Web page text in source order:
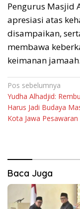
Pengurus Masjid
apresiasi atas
disampaikan,
membawa
keimanan
Navigasi
pos
Pos sebelumnya
Yudha Alhadjid:
Harus Jadi Budaya
Kota Jawa Pesawaran
Baca Juga